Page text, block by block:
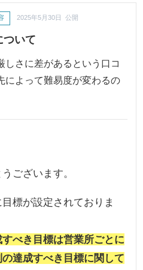
ついて
2025年5月30日 公開
しさに差があるという口コ
によって難易度が変わるの
ございます。
標が設定されておりま
べき目標は営業所ごとに
達成すべき目標に関して